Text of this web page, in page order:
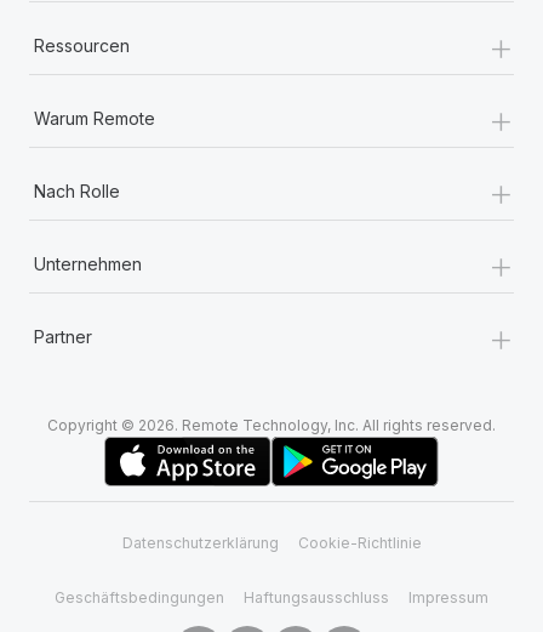
Ressourcen +
Warum Remote +
Nach Rolle +
Unternehmen +
Partner +
Copyright © 2026. Remote Technology, Inc. All rights reserved.
Datenschutzerklärung Cookie-Richtlinie
Geschäftsbedingungen Haftungsausschluss Impressum